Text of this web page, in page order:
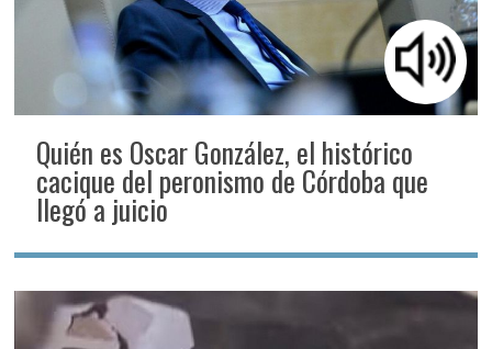
Quién es Oscar González, el histórico
cacique del peronismo de Córdoba que
llegó a juicio